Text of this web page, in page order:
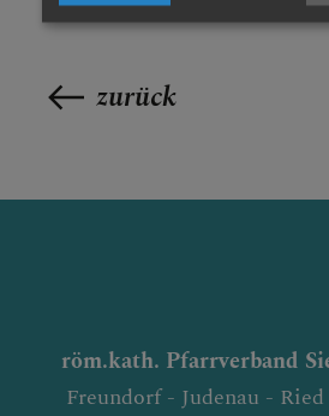
zurück
röm.kath. Pfarrverband
Freundorf - Judenau -